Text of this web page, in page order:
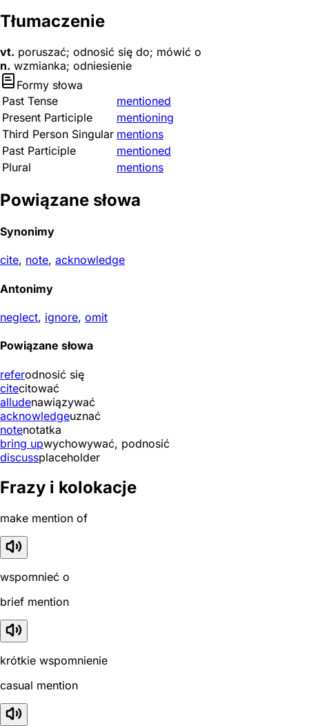
Tłumaczenie
vt. poruszać; odnosić się do; mówić o
n. wzmianka; odniesienie
Formy słowa
Past Tense
mentioned
Present Participle
mentioning
Third Person Singular mentions
Past Participle
mentioned
Plural
mentions
Powiązane słowa
Synonimy
cite, note, acknowledge
Antonimy
neglect, ignore, omit
Powiązane słowa
referodnosić się
citecitować
alludenawiązywać
acknowledgeuznać
notenotatka
bring upwychowywać, podnosić
discussplaceholder
Frazy i kolokacje
make mention of
wspomnieć o
brief mention
krótkie wspomnienie
casual mention